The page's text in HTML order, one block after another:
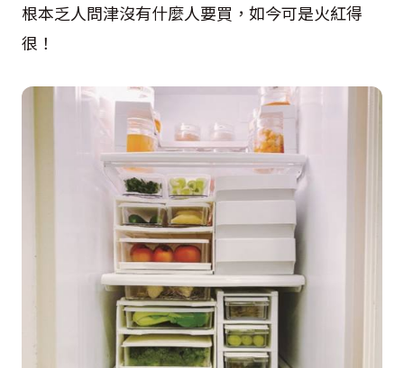
根本乏人問津沒有什麼人要買，如今可是火紅得
很！